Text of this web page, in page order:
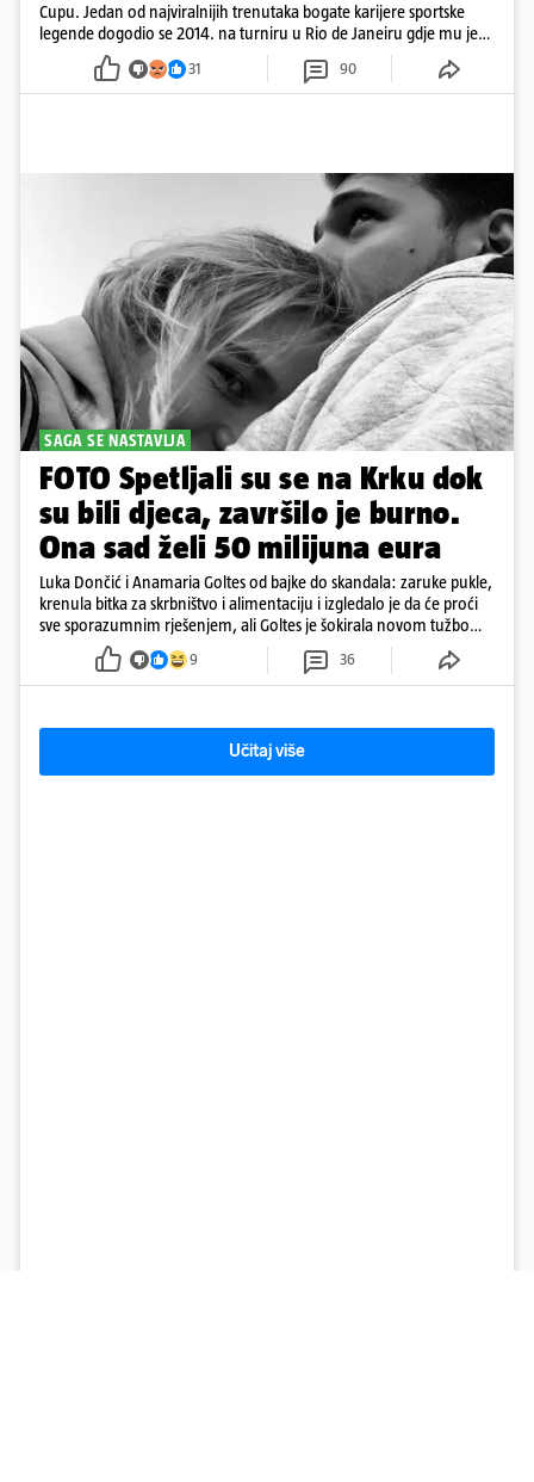
Cupu. Jedan od najviralnijih trenutaka bogate karijere sportske
legende dogodio se 2014. na turniru u Rio de Janeiru gdje mu je
pažnju odvlačila ljepotica iza klupe
31 90
SAGA SE NASTAVLJA
FOTO Spetljali su se na Krku dok
su bili djeca, završilo je burno.
Ona sad želi 50 milijuna eura
Luka Dončić i Anamaria Goltes od bajke do skandala: zaruke pukle,
krenula bitka za skrbništvo i alimentaciju i izgledalo je da će proći
sve sporazumnim rješenjem, ali Goltes je šokirala novom tužbom
u Sloveniji
9 36
Učitaj više